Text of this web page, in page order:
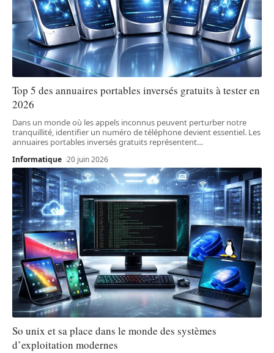
Top 5 des annuaires portables inversés gratuits à tester en
2026
Dans un monde où les appels inconnus peuvent perturber notre
tranquillité, identifier un numéro de téléphone devient essentiel. Les
annuaires portables inversés gratuits représentent…
Informatique 20 juin 2026
So unix et sa place dans le monde des systèmes
d’exploitation modernes